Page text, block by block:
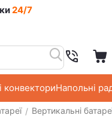
24/7
конвекториНапольні
/ Вертикальні